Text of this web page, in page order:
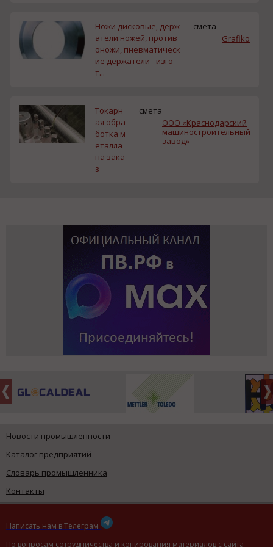
Ножи дисковые, держ
атели ножей, против
оножи, пневматическ
ие держатели - изго
т...
смета
Grafiko
Токарн
ая обра
ботка м
еталла
на зака
з
смета
ООО «Краснодарский
машиностроительный
завод»
Новости промышленности
Каталог предприятий
Словарь промышленника
Контакты
Написать нам в Телеграм
По вопросам сотрудничества и копирования материалов с сайта